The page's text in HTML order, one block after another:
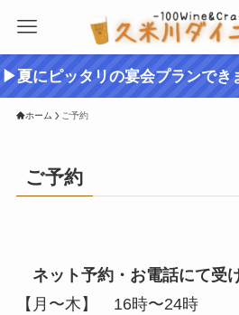
▶夏にピッタリの宴会プランでき
ホーム ご予約
ご予約
ネット予約・お電話にて受
【月〜木】 16時〜24時